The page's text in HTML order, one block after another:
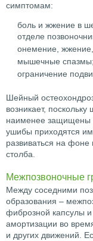
симптомам:
боль и жжение в
отделе
онемение, жжение,
мышечные спазмы;
ограничение
Шейный
возникает,
наименее защищены
ушибы приходятся
развиваться на фоне
столба.
Межпозвоночные
Между соседними
образования –
фиброзной капсулы
амортизации во
и других движений.